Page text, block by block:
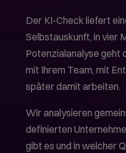
Der KI-Check liefert
Selbstauskunft, in vier
Potenzialanalyse geht
mit Ihrem Team, mit
später damit arbeiten.
Wir analysieren
definierten
gibt es und in welcher